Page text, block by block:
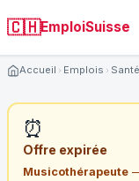
🇨🇭EmploiSuisse
Accueil Emplois
⏰
Offre expirée
Musicothérapeute—